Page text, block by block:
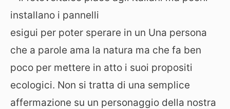
esigui per poter sperare in un Una persona
che a parole ama la natura ma che fa ben
poco per mettere in atto i suoi propositi
ecologici. Non si tratta di una semplice
affermazione su un personaggio della nostra